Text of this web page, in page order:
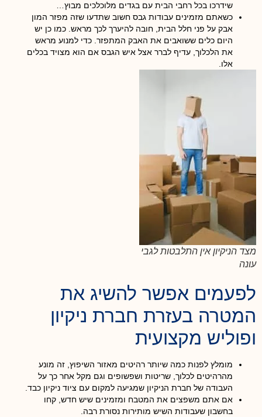
שידרכו בכל רחבי הבית עם בגדים מלוכלכים מבוץ…
כשאתם מזמינים עבודות גבס חשוב שתדעו שזה מפזר המון
אבק על פני חלל הבית, חובה להיערך לכך מראש. כמו כן יש
היום כלים ששואבים את האבק המתפזר. כדי למנוע מראש
את הלכלוך, עדיף לברר אצל איש הגבס אם הוא מצויד בכלים
אלו.
מצד הניקיון אין התלבטות לגבי
עונה
לפעמים אפשר להשיג את
המטרה בעזרת חברת ניקיון
ופוליש מקצועית
מומלץ לפנות כמה שיותר רהיטים מאזור השיפוץ, זה מונע
מהרהיטים לכלוך, שריטות ושפשופים וגם מקל אחר כך על
העבודה של חברת הניקיון שמגיעה למקום עם ציוד ניקיון כבד.
אם אתם משפצים את המטבח ומזמינים שיש חדש, קחו
בחשבון שעבודות השיש מותירות נסורת רבה.